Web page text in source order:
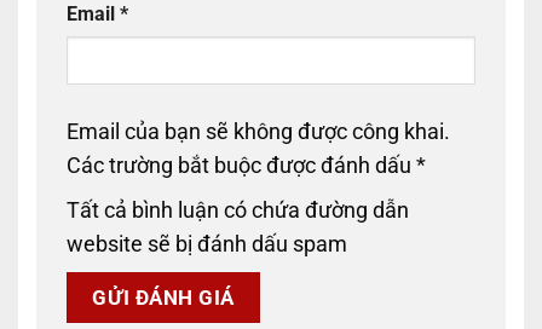
Email *
Email của bạn sẽ không được công khai.
Các trường bắt buộc được đánh dấu *
Tất cả bình luận có chứa đường dẫn
website sẽ bị đánh dấu spam